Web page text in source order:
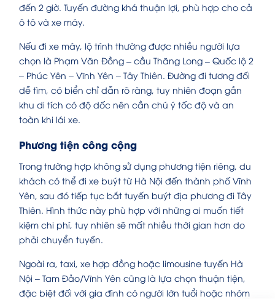
đến 2 giờ. Tuyến đường khá thuận lợi, phù hợp cho cả
ô tô và xe máy.
Nếu đi xe máy, lộ trình thường được nhiều người lựa
chọn là Phạm Văn Đồng – cầu Thăng Long – Quốc lộ 2
– Phúc Yên – Vĩnh Yên – Tây Thiên. Đường đi tương đối
dễ tìm, có biển chỉ dẫn rõ ràng, tuy nhiên đoạn gần
khu di tích có độ dốc nên cần chú ý tốc độ và an
toàn khi lái xe.
Phương tiện công cộng
Trong trường hợp không sử dụng phương tiện riêng, du
khách có thể đi xe buýt từ Hà Nội đến thành phố Vĩnh
Yên, sau đó tiếp tục bắt tuyến buýt địa phương đi Tây
Thiên. Hình thức này phù hợp với những ai muốn tiết
kiệm chi phí, tuy nhiên sẽ mất nhiều thời gian hơn do
phải chuyển tuyến.
Ngoài ra, taxi, xe hợp đồng hoặc limousine tuyến Hà
Nội – Tam Đảo/Vĩnh Yên cũng là lựa chọn thuận tiện,
đặc biệt đối với gia đình có người lớn tuổi hoặc nhóm